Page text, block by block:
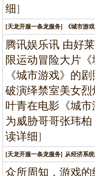
细]
[天龙开服一条龙服务] 《城市游
腾讯娱乐讯 由好
限运动冒险大片
《城市游戏》的
破演绎禁室美女
叶青在电影《城
为威胁哥哥张玮
读详细]
[天龙开服一条龙服务] 从经济系
众所周知，游戏